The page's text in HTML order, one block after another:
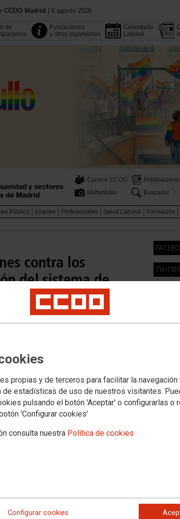
propias y de terceros para facilitar la navegación
de estadísticas de uso de nuestros visitantes.
pulsando el botón 'Aceptar' o configurarlas o
'Configurar cookies'
consulta nuestra Política de cookies
Configurar cookies
Madrid | 8 agosto 2026.
de
Fundaciones
y otros organismos
Calendario
Laboral
Conoce CCOO
Multimedia
Buscador
Pública Empleo Profesionales Salud Laboral
Formación
contra los
del sistema de
al Estado y
una mejora de las condiciones de empleo”,
Protección Social. Juan Sepúlveda, secretario
para evitar una dependencia “de bajo